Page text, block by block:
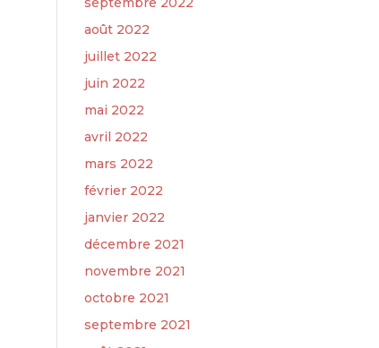
août 2022
juillet 2022
juin 2022
mai 2022
avril 2022
mars 2022
février 2022
janvier 2022
décembre 2021
novembre 2021
octobre 2021
septembre 2021